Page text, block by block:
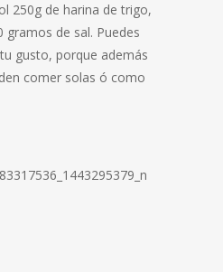
250g de harina de trigo,
gramos de sal. Puedes
gusto, porque además
comer solas ó como